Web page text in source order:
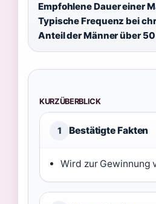
Empfohlene Dauer einer
Typische Frequenz bei
Anteil der Männer über
KURZÜBERBLICK
1 Bestätigte Fakten
Wird zur Gewinnung